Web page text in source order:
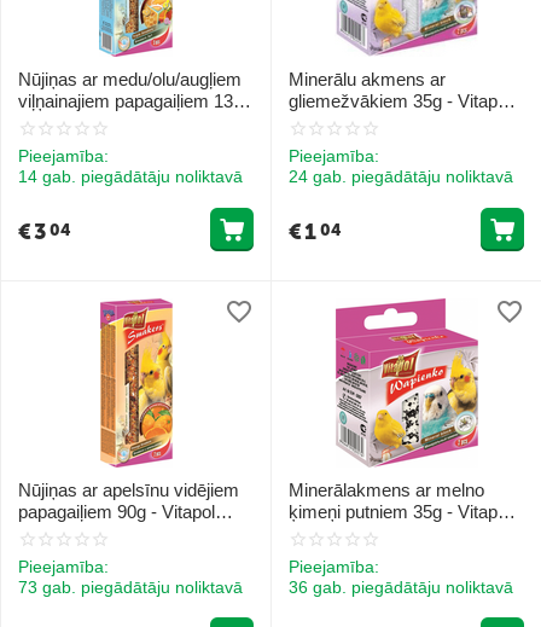
Nūjiņas ar medu/olu/augļiem
viļņainajiem papagaiļiem 130g
- Vitapol STANDARD
Pieejamība:
14 gab. piegādātāju noliktavā
€304
Minerālu akmens ar
gliemežvākiem 35g - Vitapol
MINERAL BLOCK with shells
Pieejamība:
24 gab. piegādātāju noliktavā
€104
Nūjiņas ar apelsīnu vidējiem
papagaiļiem 90g - Vitapol
STANDARD Smakers orange
Pieejamība:
73 gab. piegādātāju noliktavā
Minerālakmens ar melno
ķimeņi putniem 35g - Vitapol
MINERAL BLOCK with
Pieejamība:
36 gab. piegādātāju noliktavā